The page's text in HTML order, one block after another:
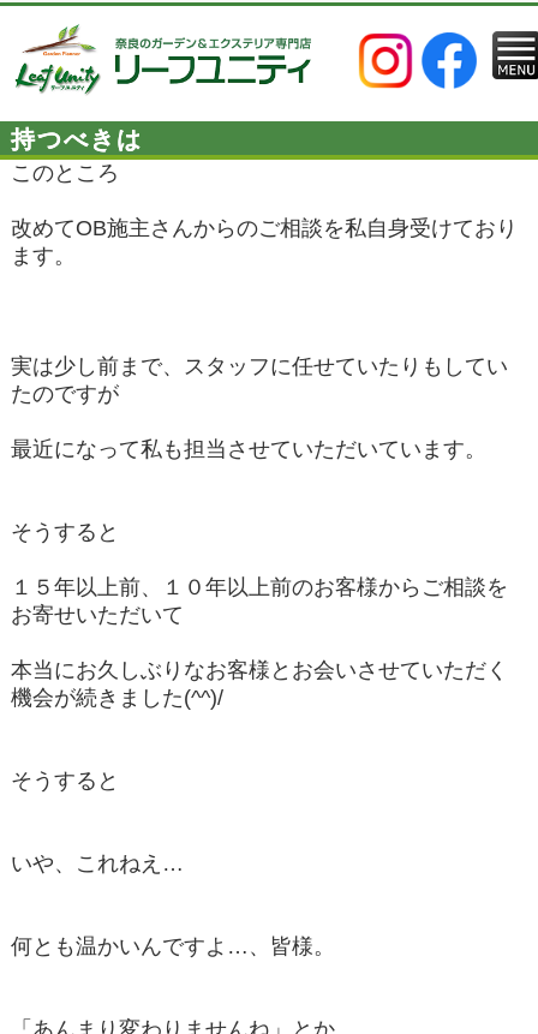
持つべきは
このところ
改めてOB施主さんからのご相談を私自身受けており
ます。
実は少し前まで、スタッフに任せていたりもしてい
たのですが
最近になって私も担当させていただいています。
そうすると
１５年以上前、１０年以上前のお客様からご相談を
お寄せいただいて
本当にお久しぶりなお客様とお会いさせていただく
機会が続きました(^^)/
そうすると
いや、これねえ…
何とも温かいんですよ…、皆様。
「あんまり変わりませんね」とか